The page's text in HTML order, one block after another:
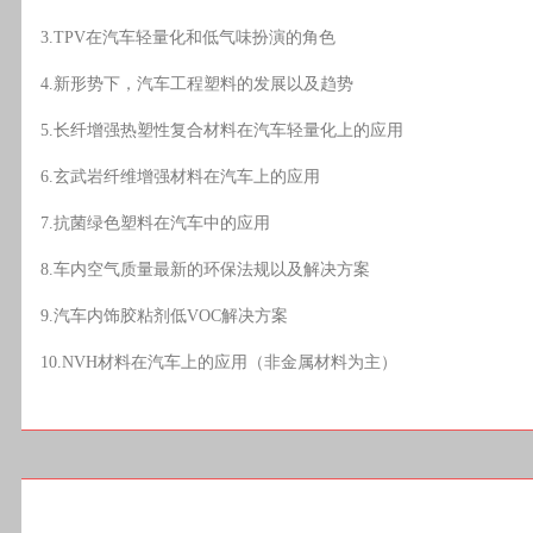
3.TPV在汽车轻量化和低气味扮演的角色
4.新形势下，汽车工程塑料的发展以及趋势
5.长纤增强热塑性复合材料在汽车轻量化上的应用
6.玄武岩纤维增强材料在汽车上的应用
7.抗菌绿色塑料在汽车中的应用
8.车内空气质量最新的环保法规以及解决方案
9.汽车内饰胶粘剂低VOC解决方案
10.NVH材料在汽车上的应用（非金属材料为主）